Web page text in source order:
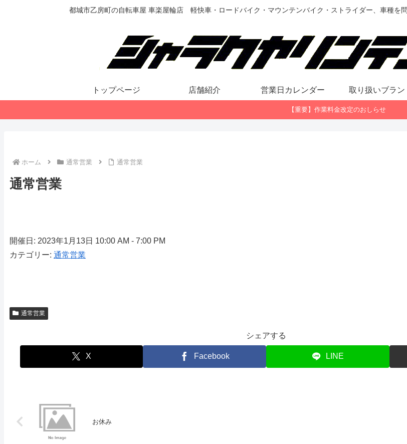
都城市乙房町の自転車屋 車楽屋輪店 軽快車・ロードバイク・マウンテンバイク・ストライダー、車種を
トップページ 店舗紹介 営業日カレンダー 取り扱いブラン
【重要】作業料金改定のおしらせ
ホーム 通常営業 通常営業
通常営業
開催日: 2023年1月13日 10:00 AM - 7:00 PM
カテゴリー: 通常営業
通常営業
シェアする
X Facebook LINE
お休み